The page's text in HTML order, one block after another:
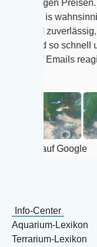
Der
noch
und
reagiert wie
Info-Center
Aquarium-Lexikon
Terrarium-Lexikon